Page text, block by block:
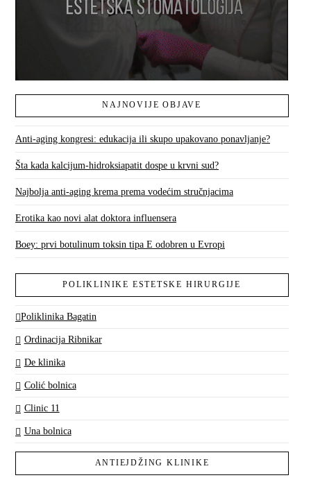
NAJNOVIJE OBJAVE
Anti-aging kongresi: edukacija ili skupo upakovano ponavljanje?
Šta kada kalcijum-hidroksiapatit dospe u krvni sud?
Najbolja anti-aging krema prema vodećim stručnjacima
Erotika kao novi alat doktora influensera
Boey: prvi botulinum toksin tipa E odobren u Evropi
POLIKLINIKE ESTETSKE HIRURGIJE
Poliklinika Bagatin
Ordinacija Ribnikar
De klinika
Colić bolnica
Clinic 11
Una bolnica
ANTIEJDŽING KLINIKE